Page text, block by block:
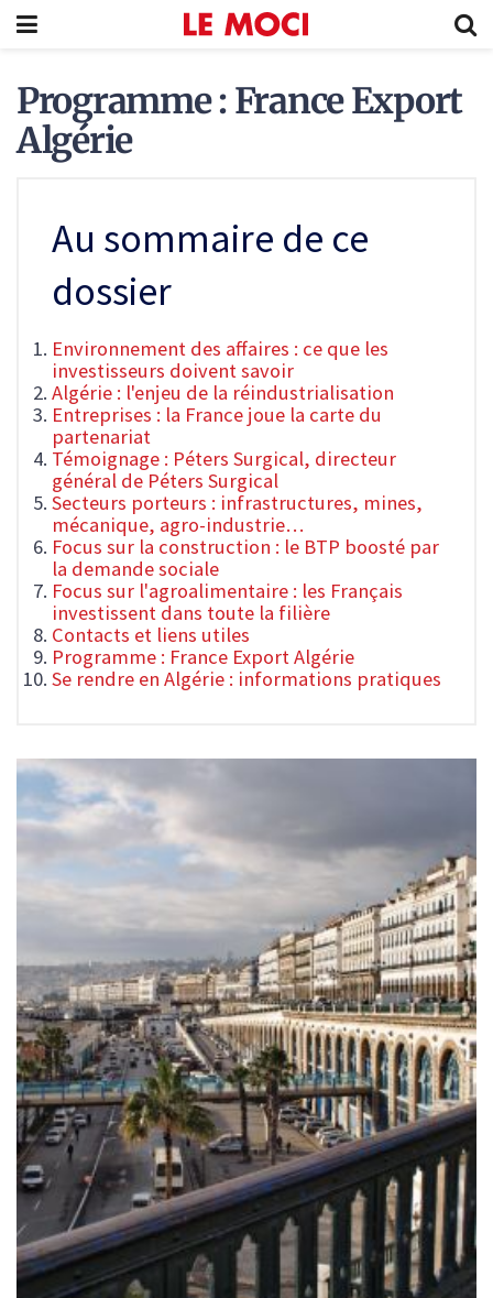
Programme : France Export
Algérie
Au sommaire de ce
dossier
Environnement des affaires : ce que les
investisseurs doivent savoir
Algérie : l'enjeu de la réindustrialisation
Entreprises : la France joue la carte du
partenariat
Témoignage : Péters Surgical, directeur
général de Péters Surgical
Secteurs porteurs : infrastructures, mines,
mécanique, agro-industrie…
Focus sur la construction : le BTP boosté par
la demande sociale
Focus sur l'agroalimentaire : les Français
investissent dans toute la filière
Contacts et liens utiles
Programme : France Export Algérie
Se rendre en Algérie : informations pratiques